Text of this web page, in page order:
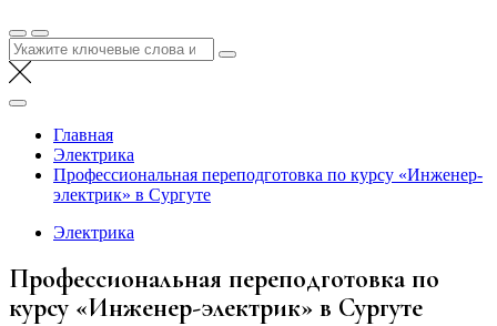
Найти:
Главная
Электрика
Профессиональная переподготовка по курсу «Инженер-
электрик» в Сургуте
Электрика
Профессиональная переподготовка по
курсу «Инженер-электрик» в Сургуте